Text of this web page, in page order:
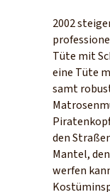
2002
Tüte mit
eine Tüte
samt
den
Mantel,
werfen